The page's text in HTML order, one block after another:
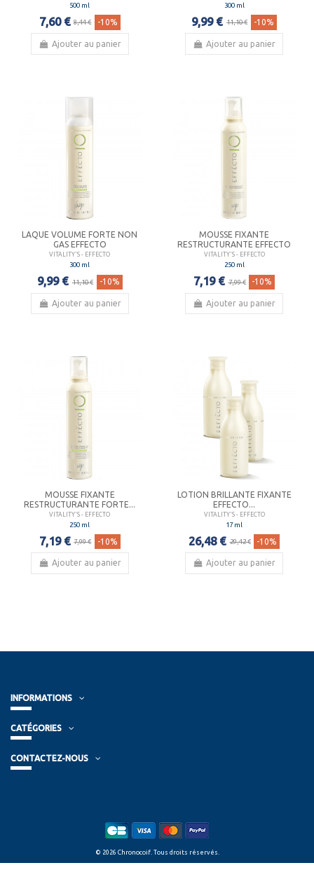
500 ml
7,60 € 8,44 € -10%
Ajouter au panier
300 ml
9,99 € 11,10 € -10%
Ajouter au panier
LAQUE VOLUME FORTE NON
GAS EFFECTO
VITALITY'S - EFFECTO
300 ml
9,99 € 11,10 € -10%
Ajouter au panier
MOUSSE FIXANTE
RESTRUCTURANTE EFFECTO
VITALITY'S - EFFECTO
250 ml
7,19 € 7,99 € -10%
Ajouter au panier
MOUSSE FIXANTE
RESTRUCTURANTE FORTE...
VITALITY'S - EFFECTO
250 ml
7,19 € 7,99 € -10%
Ajouter au panier
LOTION BRILLANTE FIXANTE
EFFECTO...
VITALITY'S - EFFECTO
17 ml
26,48 € 29,42 € -10%
Ajouter au panier
INFORMATIONS
CATÉGORIES
CONTACTEZ-NOUS
© 2026 Chronocoif. Tous droits réservés.